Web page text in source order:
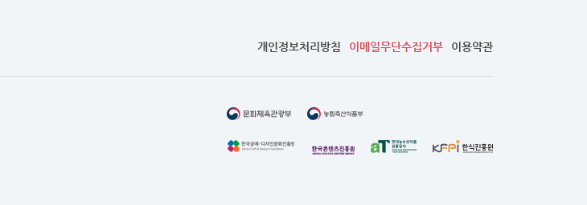
개인정보처리방침 이메일무단수집거부 이용약관